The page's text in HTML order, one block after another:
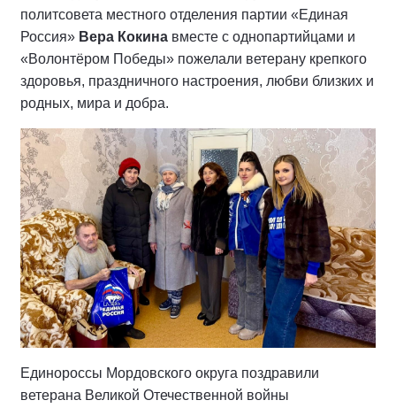
политсовета местного отделения партии «Единая
Россия» Вера Кокина вместе с однопартийцами и
«Волонтёром Победы» пожелали ветерану крепкого
здоровья, праздничного настроения, любви близких и
родных, мира и добра.
Единороссы Мордовского округа поздравили
ветерана Великой Отечественной войны